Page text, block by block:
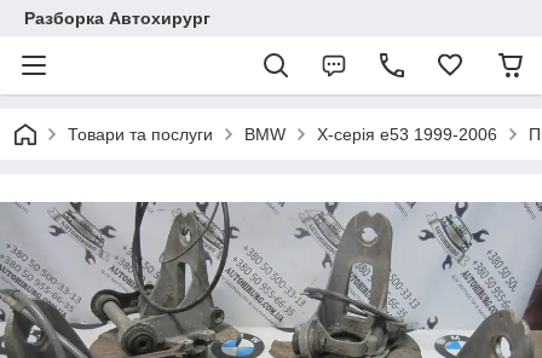
Разборка Автохирург
Товари та послуги BMW X-серія e53 1999-2006